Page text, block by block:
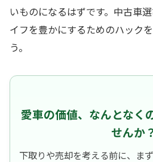
いものになるはずです。中古車
イフを豊かにするためのハック
う。
愛車の価値、なんとなく
せんか
下取りや売却を考える前に、ま